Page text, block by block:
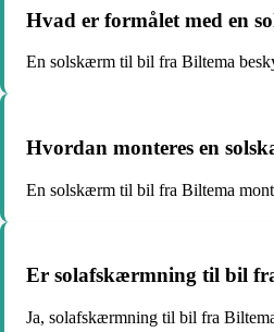
Hvad er formålet med en
En solskærm til bil fra Biltema
Hvordan monteres en
En solskærm til bil fra Biltema
Er solafskærmning til bil
Ja, solafskærmning til bil fra